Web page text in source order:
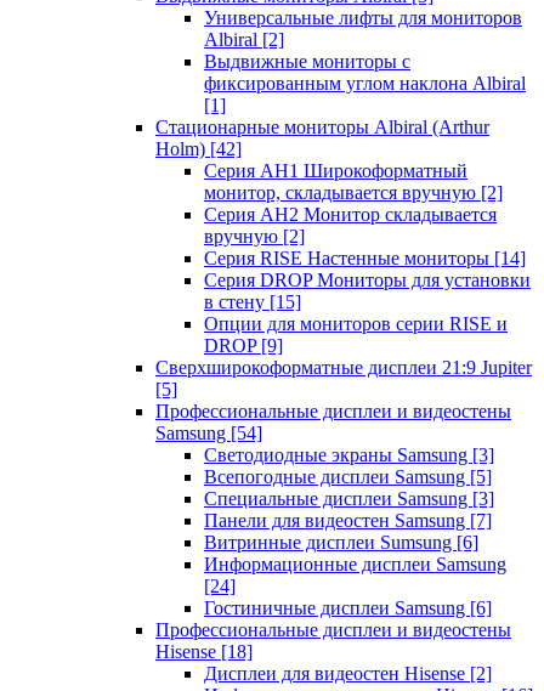
Универсальные лифты для мониторов
Albiral [2]
Выдвижные мониторы с
фиксированным углом наклона Albiral
[1]
Стационарные мониторы Albiral (Arthur
Holm) [42]
Серия AH1 Широкоформатный
монитор, складывается вручную [2]
Серия AH2 Монитор складывается
вручную [2]
Серия RISE Настенные мониторы [14]
Серия DROP Мониторы для установки
в стену [15]
Опции для мониторов серии RISE и
DROP [9]
Сверхширокоформатные дисплеи 21:9 Jupiter
[5]
Профессиональные дисплеи и видеостены
Samsung [54]
Светодиодные экраны Samsung [3]
Всепогодные дисплеи Samsung [5]
Специальные дисплеи Samsung [3]
Панели для видеостен Samsung [7]
Витринные дисплеи Sumsung [6]
Информационные дисплеи Samsung
[24]
Гостиничные дисплеи Samsung [6]
Профессиональные дисплеи и видеостены
Hisense [18]
Дисплеи для видеостен Hisense [2]